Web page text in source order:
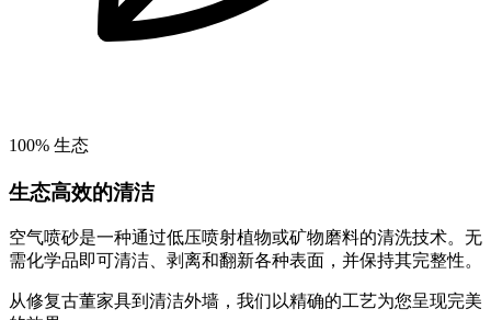
100% 生态
生态高效的清洁
空气喷砂是一种通过低压喷射植物或矿物磨料的清洗技术。无
需化学品即可清洁、剥离和翻新各种表面，并保持其完整性。
从修复古董家具到清洁外墙，我们以精确的工艺为您呈现完美